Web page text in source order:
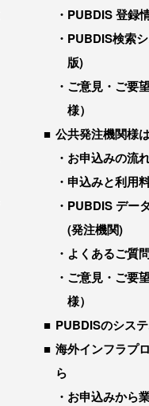
PUBDIS 登録
PUBDIS検索
版)
ご意見・ご要
様）
公共発注機関様
お申込みの流
申込みと利用
PUBDIS デー
(発注機関)
よくあるご質
ご意見・ご要
様）
PUBDISのシス
海外インフラプ
ら
お申込みから